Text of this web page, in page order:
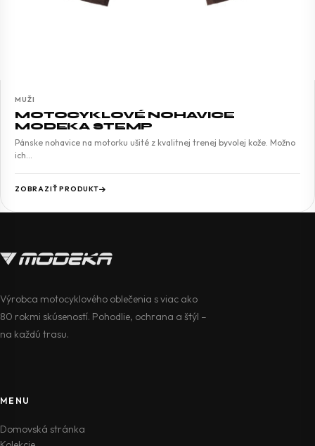
MUŽI
MOTOCYKLOVÉ NOHAVICE
MODEKA STEMP
Pánske nohavice na motorku ušité z kvalitnej trenej byvolej kože. Možno
ich…
ZOBRAZIŤ PRODUKT
Výrobca motocyklového oblečenia s viac ako
80 rokmi skúseností. Pohodlie, ochrana a štýl –
na každú trasu.
MENU
Domovská stránka